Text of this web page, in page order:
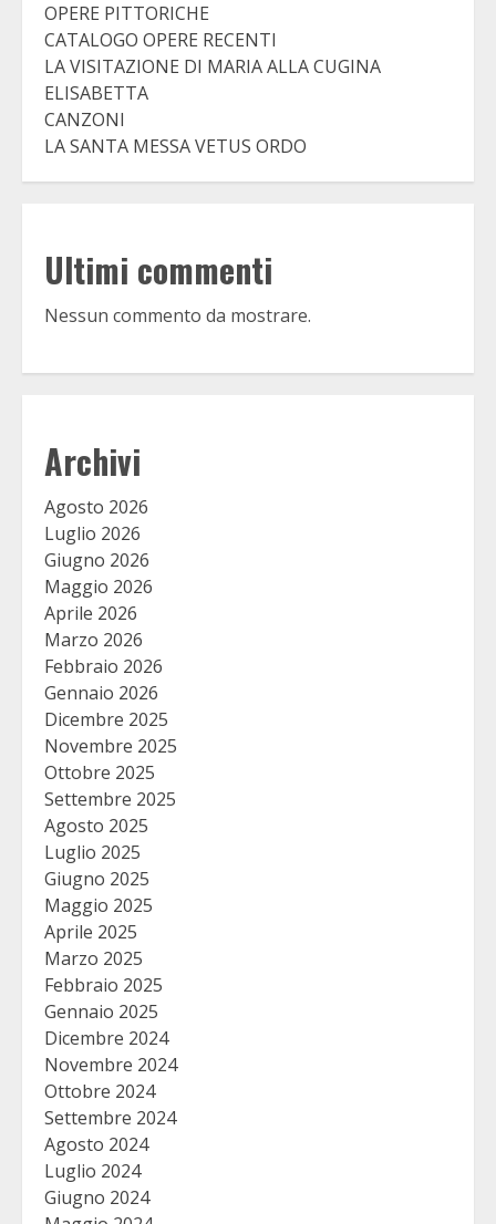
OPERE PITTORICHE
CATALOGO OPERE RECENTI
LA VISITAZIONE DI MARIA ALLA CUGINA
ELISABETTA
CANZONI
LA SANTA MESSA VETUS ORDO
Ultimi commenti
Nessun commento da mostrare.
Archivi
Agosto 2026
Luglio 2026
Giugno 2026
Maggio 2026
Aprile 2026
Marzo 2026
Febbraio 2026
Gennaio 2026
Dicembre 2025
Novembre 2025
Ottobre 2025
Settembre 2025
Agosto 2025
Luglio 2025
Giugno 2025
Maggio 2025
Aprile 2025
Marzo 2025
Febbraio 2025
Gennaio 2025
Dicembre 2024
Novembre 2024
Ottobre 2024
Settembre 2024
Agosto 2024
Luglio 2024
Giugno 2024